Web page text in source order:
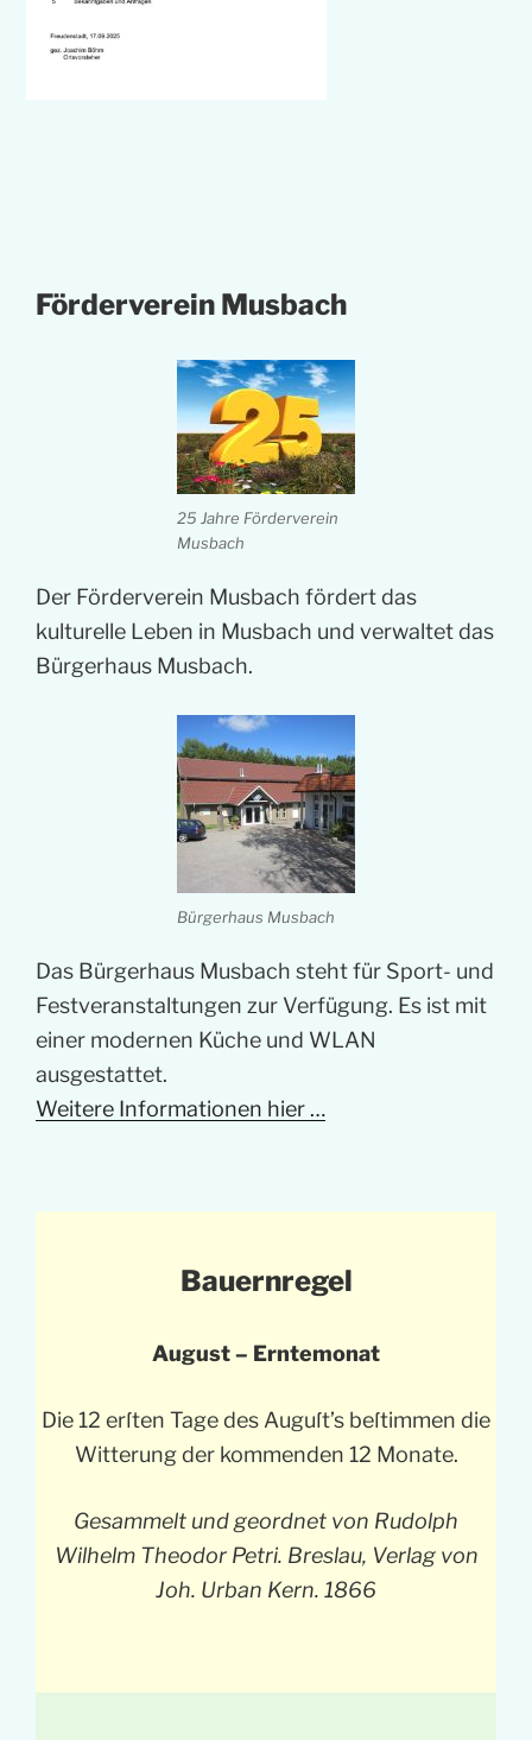
Förderverein Musbach
25 Jahre Förderverein
Musbach
Der Förderverein Musbach fördert das
kulturelle Leben in Musbach und verwaltet das
Bürgerhaus Musbach.
Bürgerhaus Musbach
Das Bürgerhaus Musbach steht für Sport- und
Festveranstaltungen zur Verfügung. Es ist mit
einer modernen Küche und WLAN
ausgestattet.
Weitere Informationen hier …
Bauernregel
August – Erntemonat
Die 12 erſten Tage des Auguſt’s beſtimmen die
Witterung der kommenden 12 Monate.
Gesammelt und geordnet von Rudolph
Wilhelm Theodor Petri. Breslau, Verlag von
Joh. Urban Kern. 1866